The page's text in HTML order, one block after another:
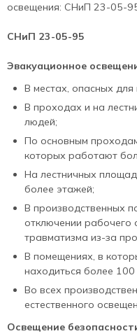
освещения: СНиП 23-05-
СНиП 23-05-95
Эвакуационное
В местах, опасных
В проходах и на
людей;
По основным
которых работают
На лестничных
более этажей;
В производственных
отключении рабочего
травматизма из-за
В помещениях, в
находиться более 100
Во всех
естественного
Освещение